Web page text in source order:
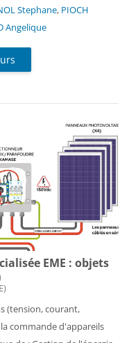
Stephane, PIOCH
Angelique
EME : objets
(tension, courant,
commande d'appareils